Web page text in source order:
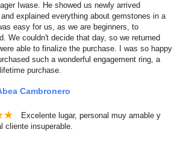
Iwase. He showed us newly arrived
explained everything about gemstones in a
easy for us, as we are beginners, to
We couldn't decide that day, so we returned
able to finalize the purchase. I was so happy
such a wonderful engagement ring, a
purchase.
Cambronero
★ Excelente lugar, personal muy amable y
cliente insuperable.